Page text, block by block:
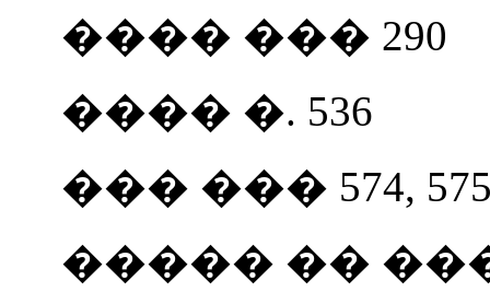
���� ��� 290
���� �. 536
��� ��� 574,
����� �� ����